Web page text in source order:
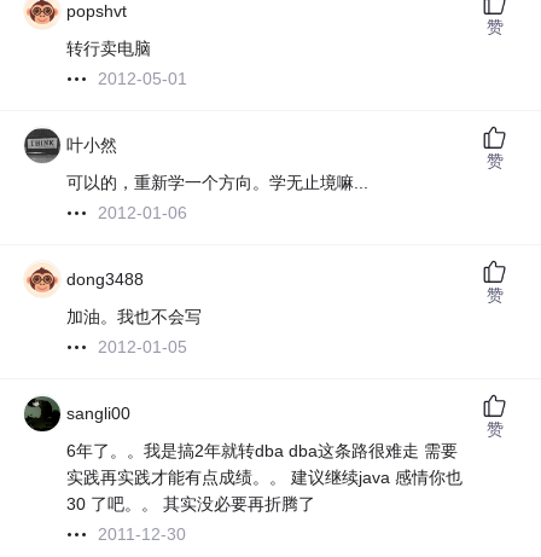
popshvt
转行卖电脑
2012-05-01
赞
叶小然
可以的，重新学一个方向。学无止境嘛...
2012-01-06
赞
dong3488
加油。我也不会写
2012-01-05
赞
sangli00
6年了。。我是搞2年就转dba dba这条路很难走 需要
实践再实践才能有点成绩。。 建议继续java 感情你也
30 了吧。。 其实没必要再折腾了
2011-12-30
赞